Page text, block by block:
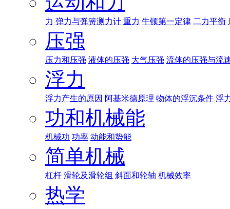
力 弹力与弹簧测力计 重力 牛顿第一定律 二力平衡
压强
压力和压强 液体的压强 大气压强 流体的压强与流
浮力
浮力产生的原因 阿基米德原理 物体的浮沉条件 浮
功和机械能
机械功 功率 动能和势能
简单机械
杠杆 滑轮及滑轮组 斜面和轮轴 机械效率
热学